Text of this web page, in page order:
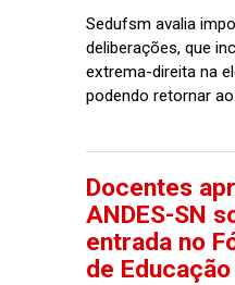
Sedufsm avalia
deliberações, que
extrema-direita na
podendo retornar
Docentes
ANDES-SN
entrada no
de Educação